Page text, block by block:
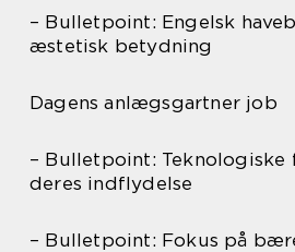
– Bulletpoint: Engelsk
æstetisk betydning
Dagens anlægsgartner job
– Bulletpoint:
deres indflydelse
– Bulletpoint: Fokus på